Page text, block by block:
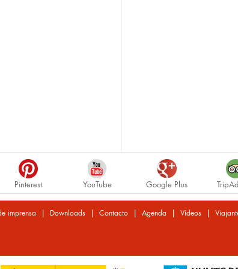
Pinterest YouTube Google Plus
imprensa | Downloads | Contacto | Agenda | Vídeos |